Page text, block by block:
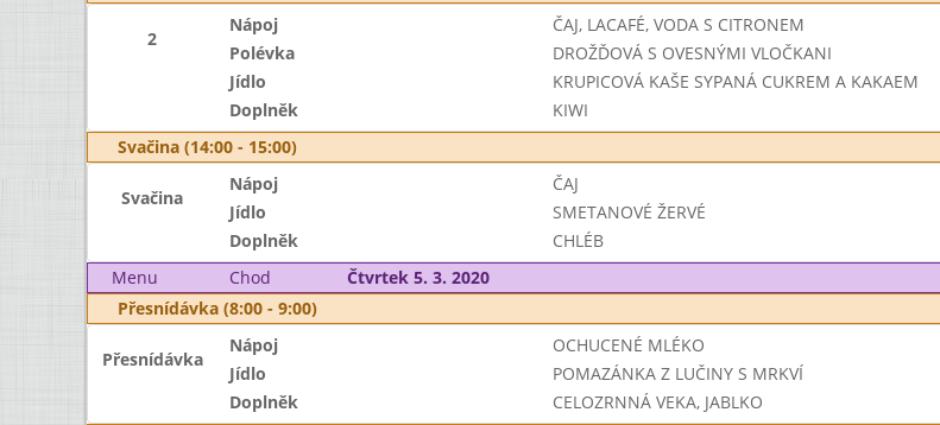
2
Nápoj ČAJ, LACAFÉ, VODA S CITRONEM
Polévka
DROŽĎOVÁ S OVESNÝMI VLOČKANI
Jídlo
KRUPICOVÁ KAŠE SYPANÁ CUKREM A KAKAEM
Doplněk
KIWI
Svačina (14:00 - 15:00)
Svačina
Nápoj
ČAJ
Jídlo
SMETANOVÉ ŽERVÉ
Doplněk
CHLÉB
Menu
Chod Čtvrtek 5. 3. 2020
Přesnídávka (8:00 - 9:00)
Přesnídávka
Nápoj OCHUCENÉ MLÉKO
Jídlo
POMAZÁNKA Z LUČINY S MRKVÍ
Doplněk
CELOZRNNÁ VEKA, JABLKO